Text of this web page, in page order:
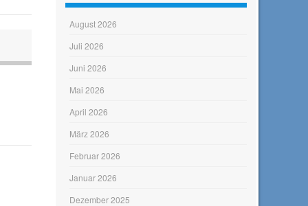
August 2026
Juli 2026
Juni 2026
Mai 2026
April 2026
März 2026
Februar 2026
Januar 2026
Dezember 2025